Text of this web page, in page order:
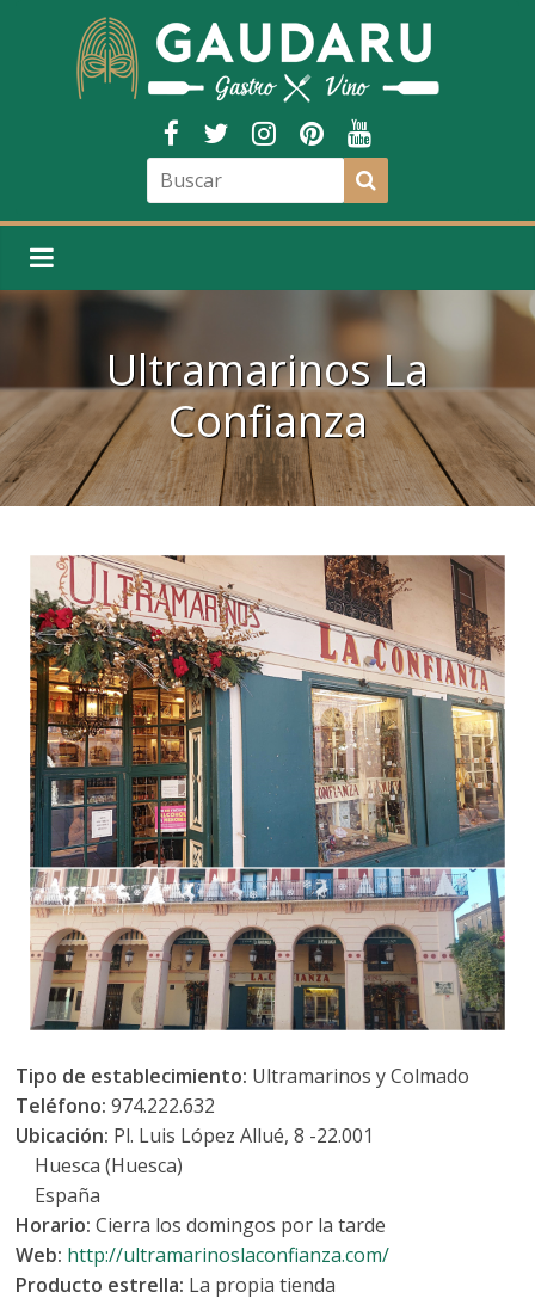
Ultramarinos La
Confianza
Tipo de establecimiento: Ultramarinos y Colmado
Teléfono:974.222.632
Ubicación: Pl. Luis López Allué, 8 -22.001
Huesca (Huesca)
España
Horario:Cierra los domingos por la tarde
Web: http://ultramarinoslaconfianza.com/
Producto estrella: La propia tienda